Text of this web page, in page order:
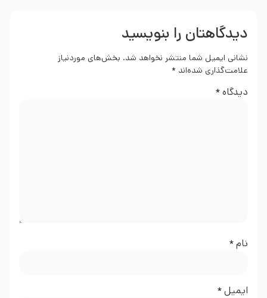
دیدگاهتان را بنویسید
نشانی ایمیل شما منتشر نخواهد شد. بخش‌های موردنیاز
علامت‌گذاری شده‌اند *
دیدگاه*
نام*
ایمیل*